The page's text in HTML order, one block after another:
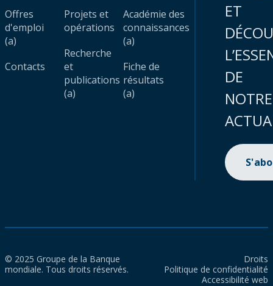
Offres
d'emploi
(a)
Contacts
Projets et
opérations
Recherche
et
publications
(a)
Académie des
connaissances
(a)
Fiche de
résultats
(a)
ET
DE
NOTRE
© 2025 Groupe de la Banque
mondiale. Tous droits réservés.
Droits
Politique de confidentialité
Accessibilité web